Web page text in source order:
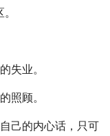
失业。
照顾。
己的内心话，只可